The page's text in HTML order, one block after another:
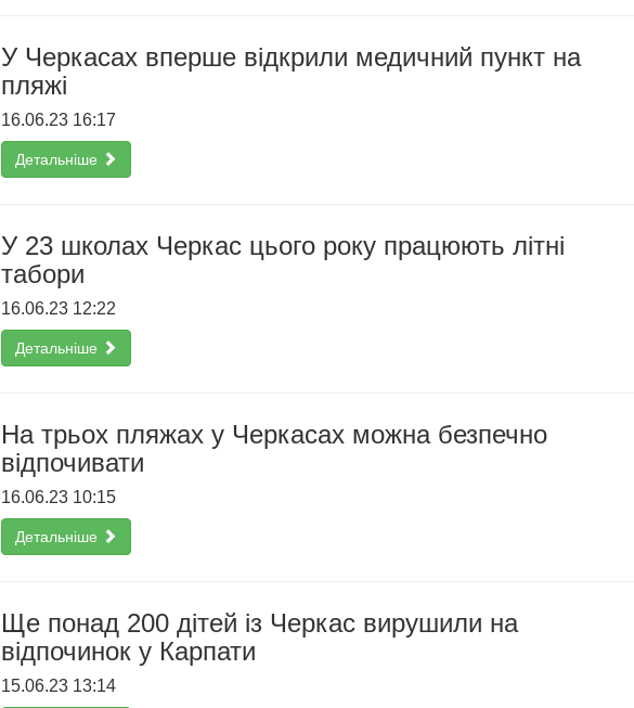
У Черкасах вперше відкрили медичний пункт на
пляжі
16.06.23 16:17
Детальніше
У 23 школах Черкас цього року працюють літні
табори
16.06.23 12:22
Детальніше
На трьох пляжах у Черкасах можна безпечно
відпочивати
16.06.23 10:15
Детальніше
Ще понад 200 дітей із Черкас вирушили на
відпочинок у Карпати
15.06.23 13:14